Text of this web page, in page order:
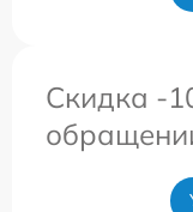
Скидка -